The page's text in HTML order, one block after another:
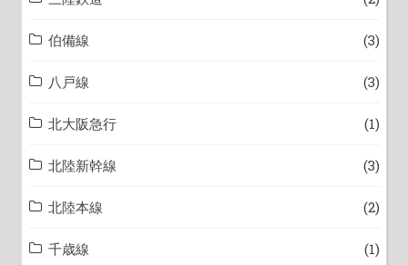
伯備線 (3)
八戸線 (3)
北大阪急行 (1)
北陸新幹線 (3)
北陸本線 (2)
千歳線 (1)